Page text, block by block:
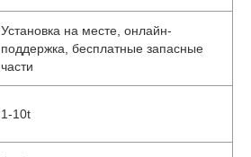
Установка на месте, онлайн-
поддержка, бесплатные запасные
части
1-10t